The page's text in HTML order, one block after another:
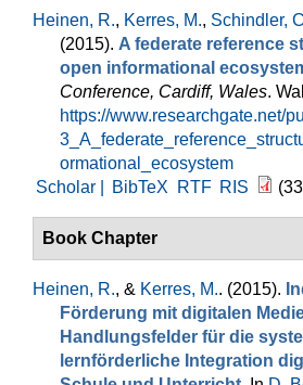
Heinen, R., Kerres, M., Schindler,
(2015). A federate reference
open informational
Conference, Cardiff, Wales.
https://www.researchgate.net/
ormational_ecosystem
Scholar |
BibTeX RTF RIS
Book Chapter
Heinen, R., & Kerres, M.. (2015).
Förderung mit digitalen
Handlungsfelder für die
lernförderliche Integration